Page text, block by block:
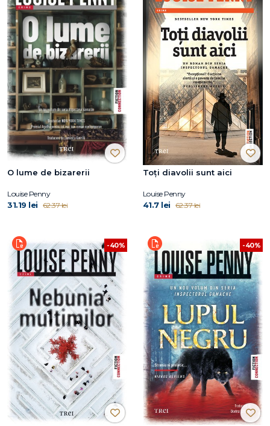
O lume de bizarerii
Louise Penny
31.19 lei 62.37 lei
Toți diavolii sunt aici
Louise Penny
41.7 lei 62.37 lei
-40% -40%